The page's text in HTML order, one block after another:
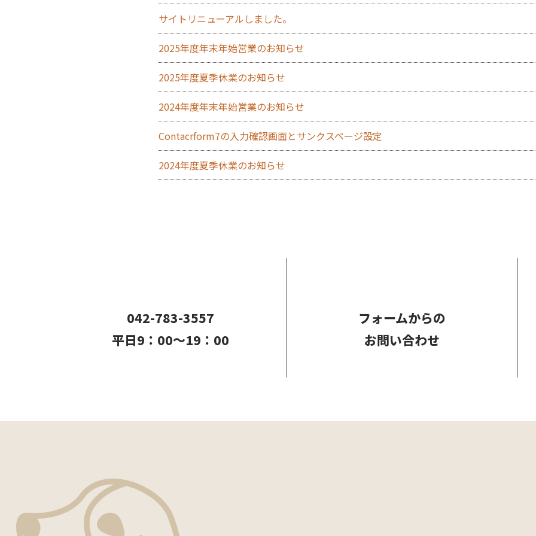
サイトリニューアルしました。
2025年度年末年始営業のお知らせ
2025年度夏季休業のお知らせ
2024年度年末年始営業のお知らせ
Contacrform7の入力確認画面とサンクスページ設定
2024年度夏季休業のお知らせ
042-783-3557
平日9：00〜19：00
フォームからの
お問い合わせ